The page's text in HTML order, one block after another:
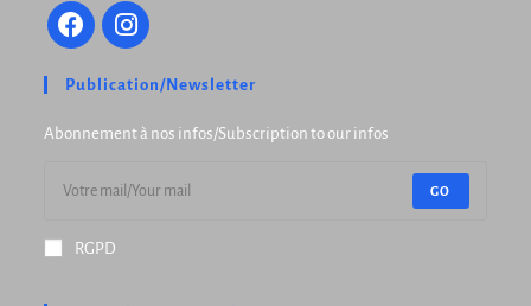
Publication/Newsletter
Abonnement à nos infos/Subscription to our infos
GO
RGPD